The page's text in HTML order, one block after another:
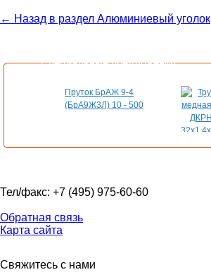
← Назад в раздел Алюминиевый уголок
Специальные предложения
Пруток БрАЖ 9-4
(БрА9Ж3Л) 10 - 500
Тел/факс: +7 (495) 975-60-60
Обратная связь
Карта сайта
Свяжитесь с нами